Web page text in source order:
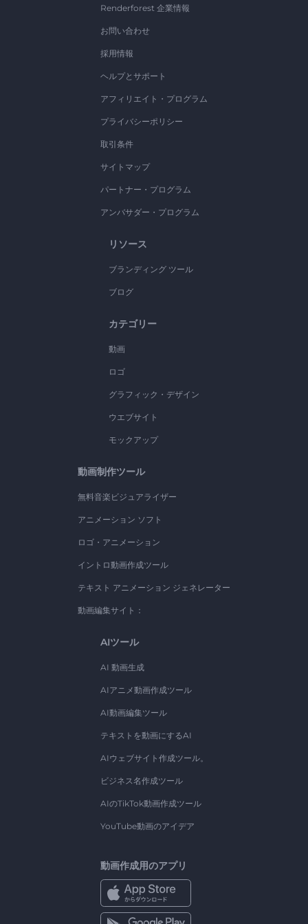
Renderforest 企業情報
お問い合わせ
採用情報
ヘルプとサポート
アフィリエイト・プログラム
プライバシーポリシー
取引条件
サイトマップ
パートナー・プログラム
アンバサダー・プログラム
リソース
ブランディング ツール
ブログ
カテゴリー
動画
ロゴ
グラフィック・デザイン
ウエブサイト
モックアップ
動画制作ツール
無料音楽ビジュアライザー
アニメーション ソフト
ロゴ・アニメーション
イントロ動画作成ツール
テキスト アニメーション ジェネレーター
動画編集サイト：
AIツール
AI 動画生成
AIアニメ動画作成ツール
AI動画編集ツール
テキストを動画にするAI
AIウェブサイト作成ツール。
ビジネス名作成ツール
AIのTikTok動画作成ツール
YouTube動画のアイデア
動画作成用のアプリ